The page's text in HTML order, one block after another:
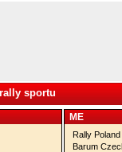
sportu
ME
Rally Poland
Barum